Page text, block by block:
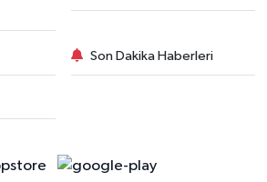
Son Dakika Haberleri